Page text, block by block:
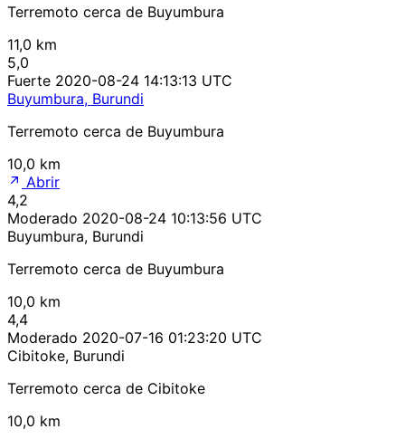
Terremoto cerca de Buyumbura
11,0 km
5,0
Fuerte 2020-08-24 14:13:13 UTC
Buyumbura, Burundi
Terremoto cerca de Buyumbura
10,0 km
Abrir
4,2
Moderado 2020-08-24 10:13:56 UTC
Buyumbura, Burundi
Terremoto cerca de Buyumbura
10,0 km
4,4
Moderado 2020-07-16 01:23:20 UTC
Cibitoke, Burundi
Terremoto cerca de Cibitoke
10,0 km